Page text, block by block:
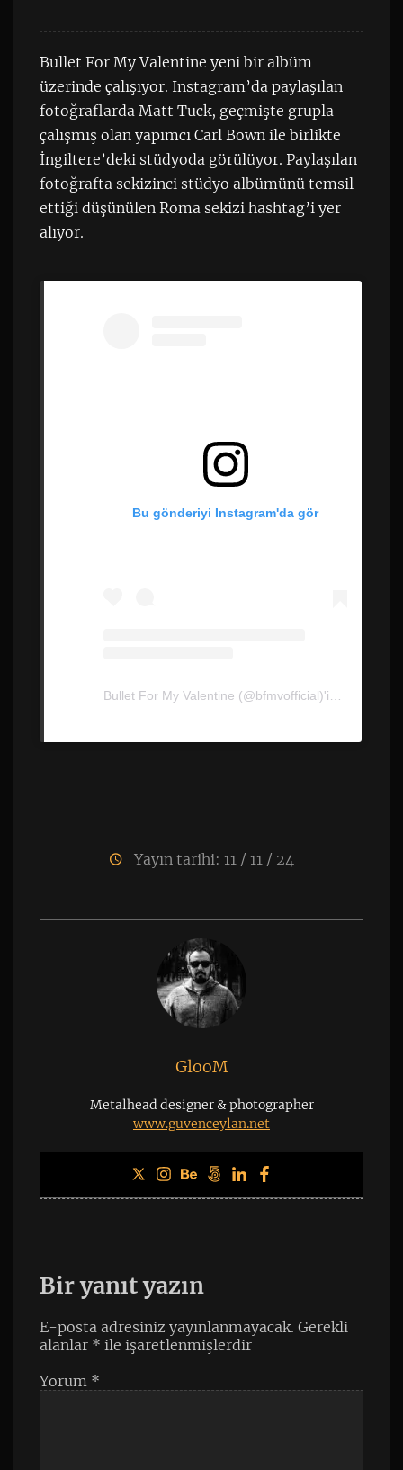
Bullet For My Valentine yeni bir albüm
üzerinde çalışıyor. Instagram’da paylaşılan
fotoğraflarda Matt Tuck, geçmişte grupla
çalışmış olan yapımcı Carl Bown ile birlikte
İngiltere’deki stüdyoda görülüyor. Paylaşılan
fotoğrafta sekizinci stüdyo albümünü temsil
ettiği düşünülen Roma sekizi hashtag’i yer
alıyor.
Bu gönderiyi Instagram'da gör
Yayın tarihi: 11 / 11 / 24
GlooM
Metalhead designer & photographer
www.guvenceylan.net
Bir yanıt yazın
E-posta adresiniz yayınlanmayacak. Gerekli
alanlar * ile işaretlenmişlerdir
Yorum *